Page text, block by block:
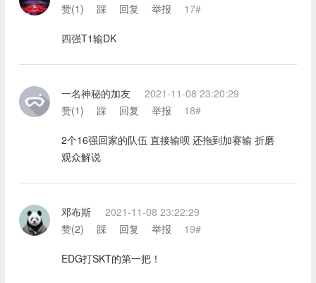
赞(1) 踩 回复 举报 17#
四强T1输DK
一名神秘的加友
2021-11-08 23:20:29
赞(1) 踩 回复 举报 18#
2个16强回家的队伍 直接输呗 还拖到加赛输 折磨
观众解说
邓布斯
2021-11-08 23:22:29
赞(2) 踩 回复 举报 19#
EDG打SKT的第一把！